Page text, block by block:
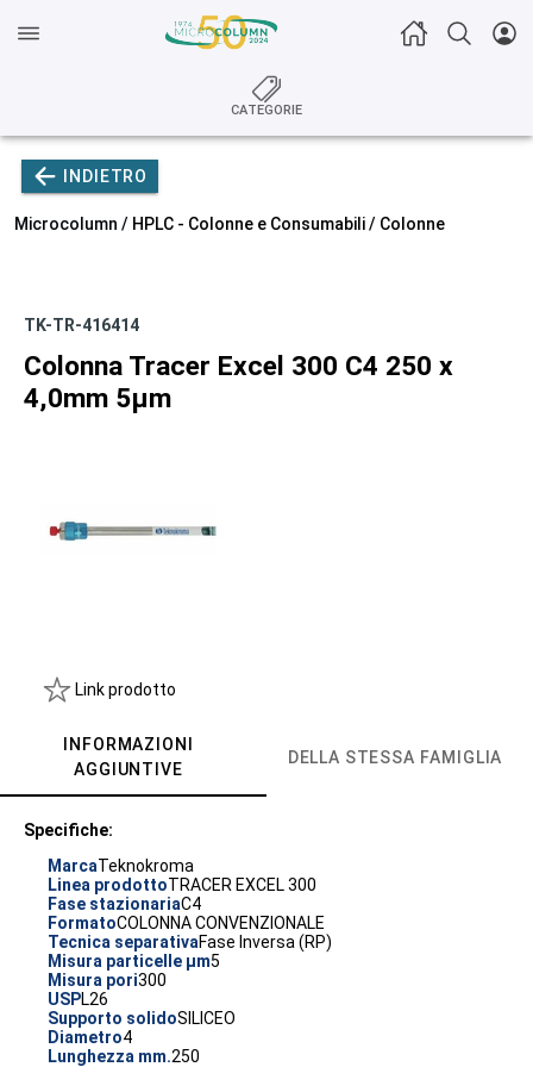
CATEGORIE
INDIETRO
Microcolumn / HPLC - Colonne e Consumabili/ Colonne
TK-TR-416414
Colonna Tracer Excel 300 C4 250 x
4,0mm 5µm
Link prodotto
INFORMAZIONI
AGGIUNTIVE
DELLA STESSA FAMIGLIA
Specifiche:
MarcaTeknokroma
Linea prodottoTRACER EXCEL 300
Fase stazionariaC4
FormatoCOLONNA CONVENZIONALE
Tecnica separativaFase Inversa (RP)
Misura particelle µm5
Misura pori300
USPL26
Supporto solidoSILICEO
Diametro4
Lunghezza mm.250